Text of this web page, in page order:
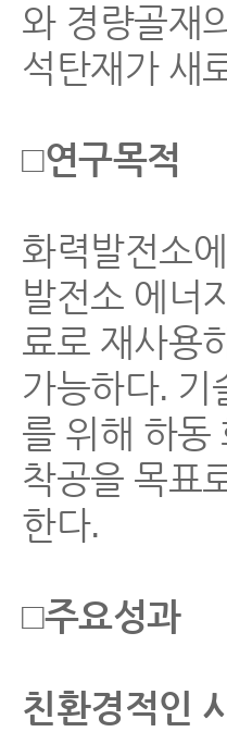
와 경량골재
석탄재가 새
□연구목적
화력발전소
발전소 에너
료로 재사용
가능하다. 기
를 위해 하동
착공을 목표
한다.
□주요성과
친환경적인